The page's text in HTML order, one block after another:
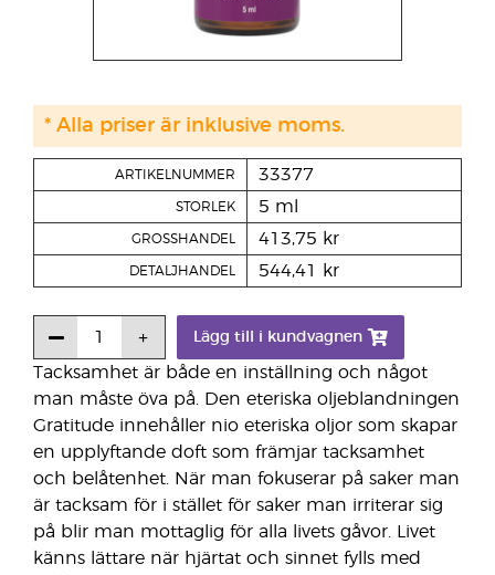
Tacksamhet är både en inställning och något
man måste öva på. Den eteriska oljeblandningen
Gratitude innehåller nio eteriska oljor som skapar
en upplyftande doft som främjar tacksamhet
och belåtenhet. När man fokuserar på saker man
är tacksam för i stället för saker man irriterar sig
på blir man mottaglig för alla livets gåvor. Livet
känns lättare när hjärtat och sinnet fylls med
ARTIKELNUMMER 33377
STORLEK 5 ml
GROSSHANDEL 413,75 kr
DETALJHANDEL 544,41 kr
Lägg till i kundvagnen
* Alla priser är inklusive moms.